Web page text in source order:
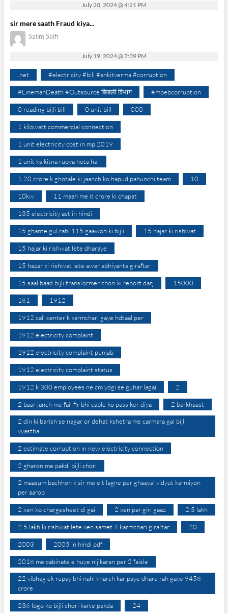
July 20, 2024 @ 4:21 PM
sir mere saath Fraud kiya...
Salim Saifi
July 19, 2024 @ 7:39 PM
.net #electricity #bill #ankitverma #corruption
#LinemanDeath #Outsource बिजली विभाग #mpebcorruption
0 reading bijli bill 0 unit bill 000
1 kilowatt commercial connection
1 unit electricity cost in mp 2019
1 unit ka kitna rupya hota hai
1.20 crore k ghotale ki jaanch ko hapud pahunchi team 10
10kw 11 maah me 8 crore ki chapat
135 electricity act in hindi
15 ghante gul rahi 115 gaawon ki bijli 15 hajar ki rishwat
15 hajar ki rishwat lete dharaye
15 hazar ki rishwat lete awar abhiyanta giraftar
15 saal baad bijli transformer chori ki report darj 15000
181 1912
1912 call center k karmchari gaye hdtaal per
1912 electricity complaint
1912 electricity complaint punjab
1912 electricity complaint status
1912 k 300 employees ne cm yogi se guhar lagai 2
2 baar janch me fail fir bhi cable ko pass ker diya 2 barkhaast
2 din ki barish se nagar or dehat kshetra me carmara gai bijli
vyastha
2 estimate corruption in new electricity connection
2 gharon me pakdi bijli chori
2 maasum bachhon k sir me eit lagne per ghaayal vidyut karmiyon
per aarop
2 xen ko chargesheet di gai 2 xen par giri gaaz 2.5 lakh
2.5 lakh ki rishwat lete xen samet 4 karmchari giraftar 20
2003 2005 in hindi pdf
2018 me cabinate e huye nijikaran per 2 faisle
22 vibhag ek rupay bhi nahi kharch kar paye dhare rah gaye 9458
crore
236 logo ko bijli chori karte pakda 24